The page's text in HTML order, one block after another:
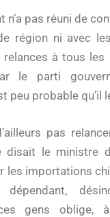
n’a pas réuni de
région ni avec
à tous les
le parti
peu probable qu’il
pas
disait le ministre
les importations
gens oblige,